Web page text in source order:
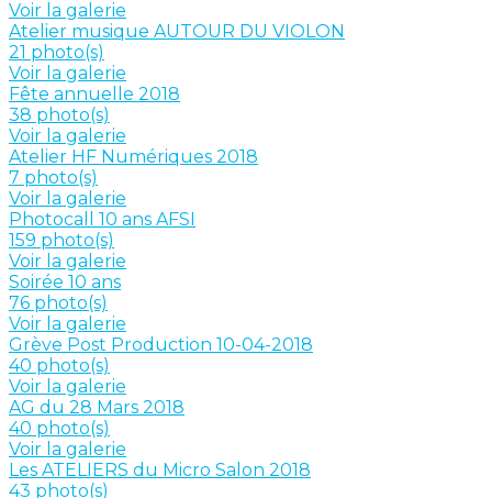
Voir la galerie
Atelier musique AUTOUR DU VIOLON
21 photo(s)
Voir la galerie
Fête annuelle 2018
38 photo(s)
Voir la galerie
Atelier HF Numériques 2018
7 photo(s)
Voir la galerie
Photocall 10 ans AFSI
159 photo(s)
Voir la galerie
Soirée 10 ans
76 photo(s)
Voir la galerie
Grève Post Production 10-04-2018
40 photo(s)
Voir la galerie
AG du 28 Mars 2018
40 photo(s)
Voir la galerie
Les ATELIERS du Micro Salon 2018
43 photo(s)